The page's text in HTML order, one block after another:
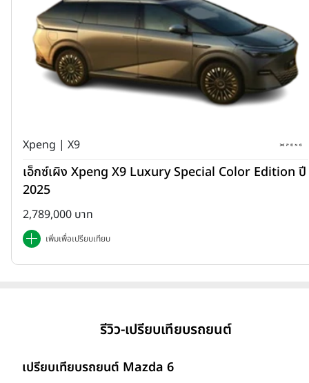
Xpeng | X9
เอ็กซ์เผิง Xpeng X9 Luxury Special Color Edition ปี
2025
2,789,000 บาท
เพิ่มเพื่อเปรียบเทียบ
รีวิว-เปรียบเทียบรถยนต์
เปรียบเทียบรถยนต์ Mazda 6